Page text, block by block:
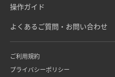
操作ガイド
よくあるご質問・お問い合わせ
ご利用規約
プライバシーポリシー